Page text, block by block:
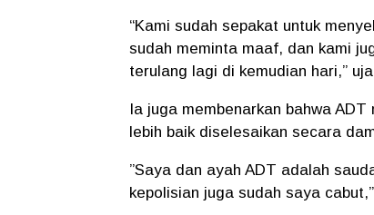
“Kami sudah sepakat untuk
sudah meminta maaf, dan kami
terulang lagi di kemudian hari,”
Ia juga membenarkan bahwa
lebih baik diselesaikan secara
”Saya dan ayah ADT adalah
kepolisian juga sudah saya